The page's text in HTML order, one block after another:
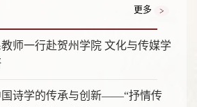
更多
师一行赴贺州学院 文化与传媒学
国诗学的传承与创新——“抒情传